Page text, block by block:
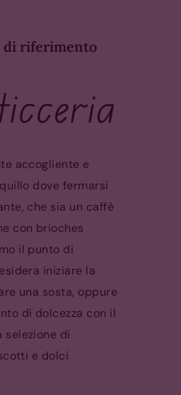
di riferimento
accogliente e
dove fermarsi
che sia un caffè
con brioches
il punto di
iniziare la
una sosta, oppure
di dolcezza con il
selezione di
e dolci